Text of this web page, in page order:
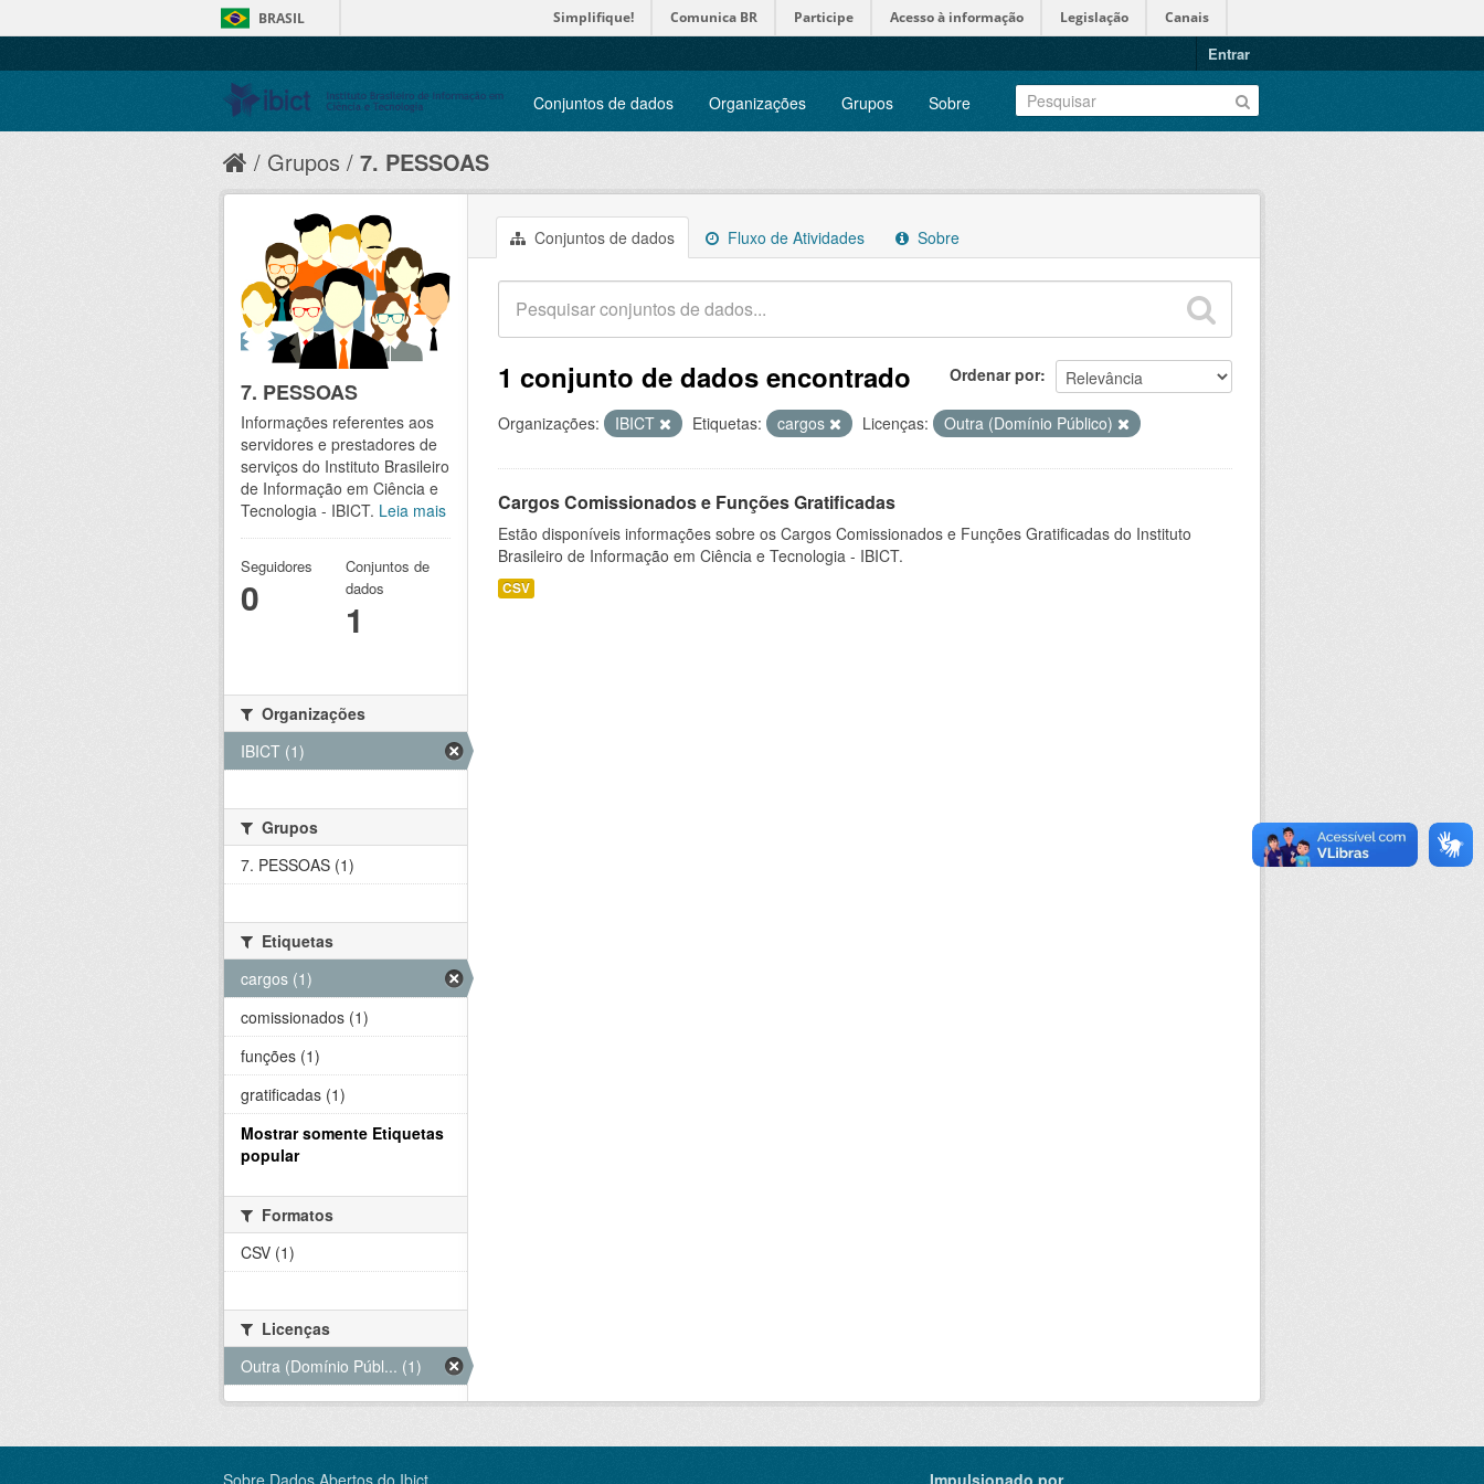
BRASIL Simplifique! Comunica BR Participe Acesso à informação Legislação Canais
Entrar
Conjuntos de dados Organizações Grupos Sobre
Grupos 7. PESSOAS
Conjuntos de dados Fluxo de Atividades Sobre
Ordenar por
1 conjunto de dados encontrado
Organizações: IBICT Etiquetas: cargos Licenças: Outra (Domínio Público)
Cargos Comissionados e Funções Gratificadas
Estão disponíveis informações sobre os Cargos Comissionados e Funções Gratificadas do Instituto
Brasileiro de Informação em Ciência e Tecnologia - IBICT.
CSV
7. PESSOAS
Informações referentes aos
servidores e prestadores de
serviços do Instituto Brasileiro
de Informação em Ciência e
Tecnologia - IBICT. Leia mais
Seguidores
0
Conjuntos de
dados
1
Organizações
IBICT (1)
Grupos
7. PESSOAS (1)
Etiquetas
cargos (1)
comissionados (1)
funções (1)
gratificadas (1)
Mostrar somente Etiquetas
popular
Formatos
CSV (1)
Licenças
Outra (Domínio Públ... (1)
Sobre Dados Abertos do Ibict Impulsionado por